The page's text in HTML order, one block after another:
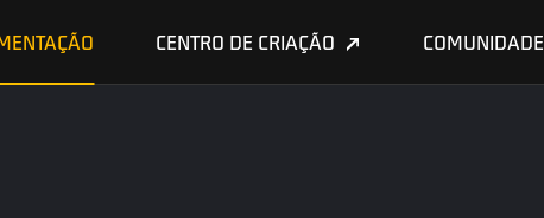
CENTRO DE CRIAÇÃO COMUNIDADE